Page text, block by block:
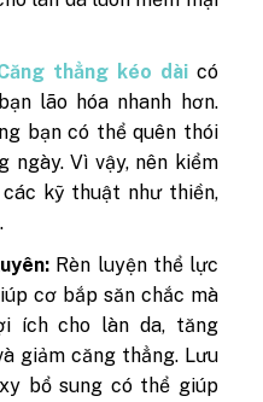
thẳng kéo dài có
lão hóa nhanh hơn.
bạn có thể quên thói
ngày. Vì vậy, nên kiểm
kỹ thuật như thiền,
Rèn luyện thể lực
cơ bắp săn chắc mà
ích cho làn da, tăng
giảm căng thẳng. Lưu
bổ sung có thể giúp